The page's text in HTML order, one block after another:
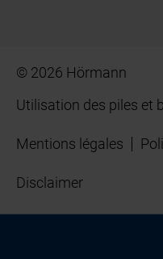
© 2026 Hörmann
Utilisation des piles et
Mentions légales
Disclaimer